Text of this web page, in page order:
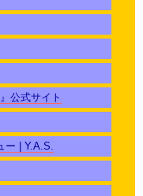
公式サイト
ー | Y.A.S.